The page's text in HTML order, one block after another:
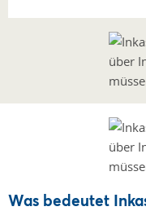
Was bedeutet